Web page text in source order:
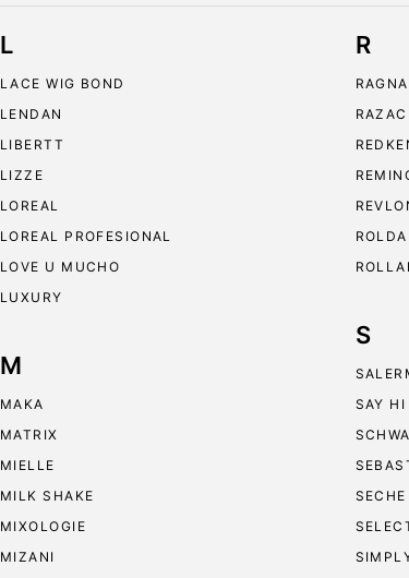
L
LACE WIG BOND
LENDAN
LIBERTT
LIZZE
LOREAL
LOREAL PROFESIONAL
LOVE U MUCHO
LUXURY
M
MAKA
MATRIX
MIELLE
MILK SHAKE
MIXOLOGIE
MIZANI
R
RAZAC
ROLDA
S
SAY